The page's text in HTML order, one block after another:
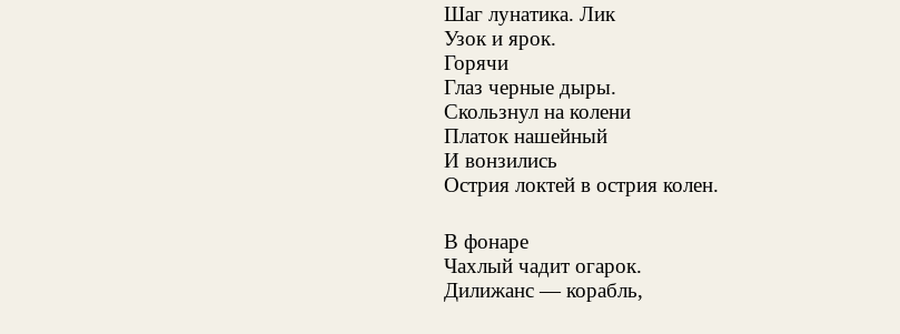
Шаг лунатика. Лик
Узок и ярок.
Горячи
Глаз черные дыры.
Скользнул на колени
Платок нашейный
И вонзились
Острия локтей в острия колен.
В фонаре
Чахлый чадит огарок.
Дилижанс — корабль,